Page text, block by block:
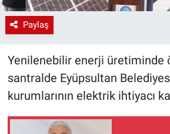
Paylaş
Yenilenebilir enerji üretiminde
santralde Eyüpsultan
kurumlarının elektrik ihtiyacı